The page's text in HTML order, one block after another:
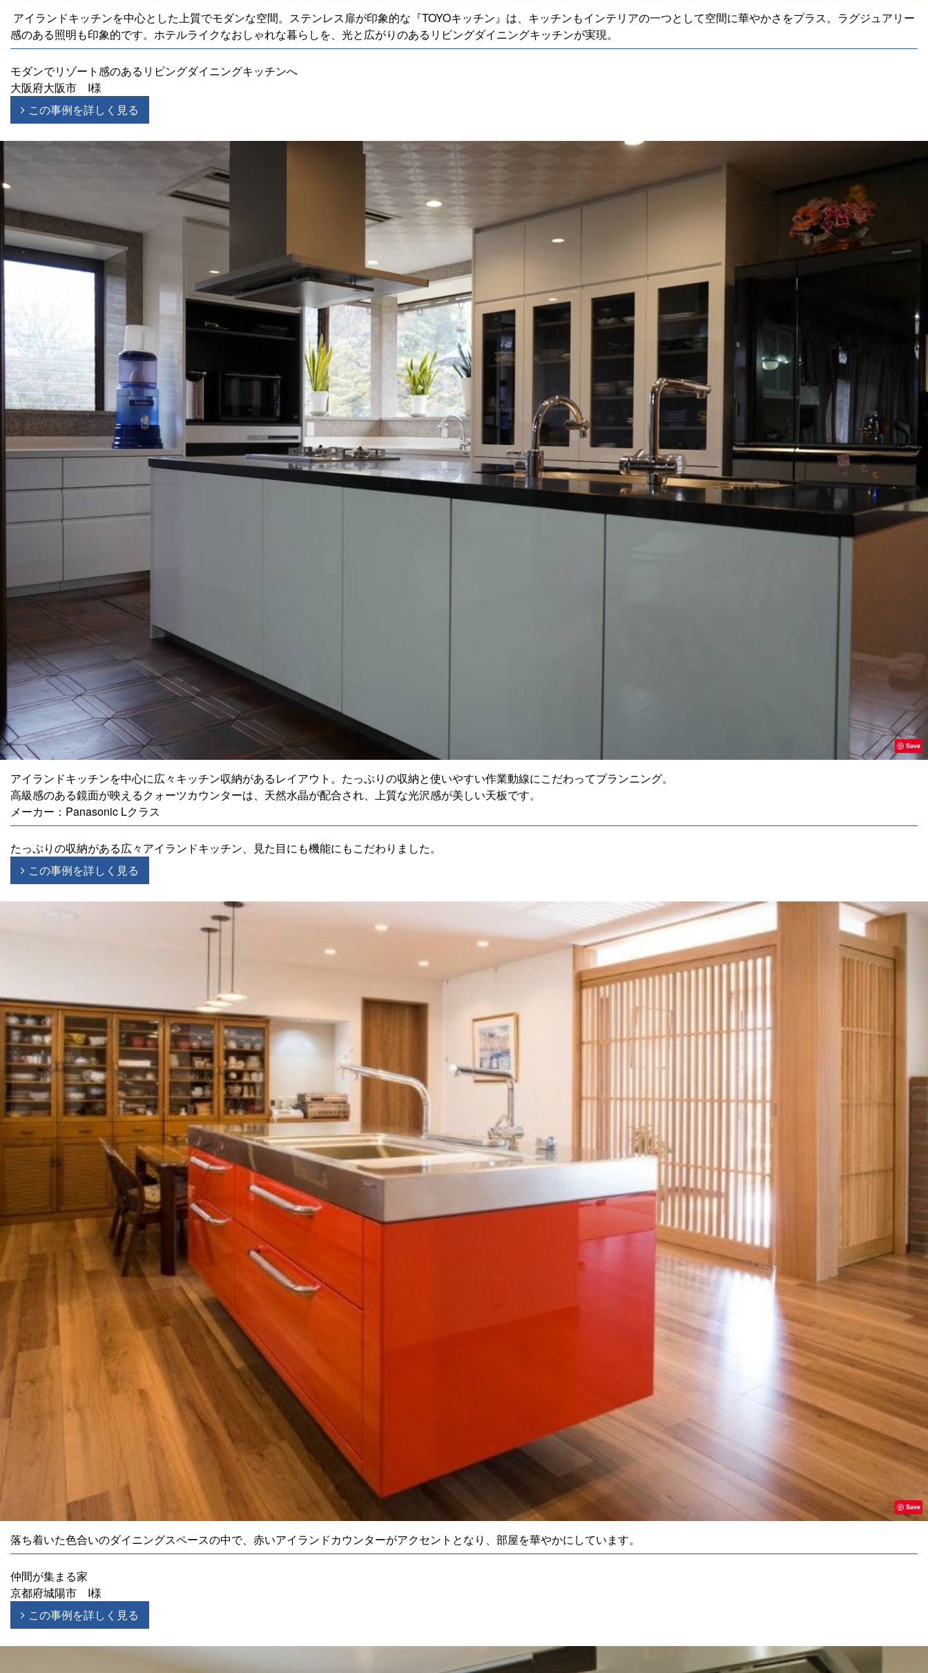
アイランドキッチンを中心とした上質でモダンな空間。ステンレス扉が印象的な『TOYOキッチン』は、キッチンもインテリアの一つとして空間に華やかさをプラス。ラグジュアリー
感のある照明も印象的です。ホテルライクなおしゃれな暮らしを、光と広がりのあるリビングダイニングキッチンが実現。
モダンでリゾート感のあるリビングダイニングキッチンへ
大阪府大阪市 I様
この事例を詳しく見る
Save
アイランドキッチンを中心に広々キッチン収納があるレイアウト。たっぷりの収納と使いやすい作業動線にこだわってプランニング。
高級感のある鏡面が映えるクォーツカウンターは、天然水晶が配合され、上質な光沢感が美しい天板です。
メーカー：Panasonic Lクラス
たっぷりの収納がある広々アイランドキッチン、見た目にも機能にもこだわりました。
この事例を詳しく見る
Save
落ち着いた色合いのダイニングスペースの中で、赤いアイランドカウンターがアクセントとなり、部屋を華やかにしています。
仲間が集まる家
京都府城陽市 I様
この事例を詳しく見る